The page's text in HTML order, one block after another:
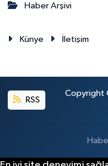
Haber Arşivi
Künye İletişim
RSS
Copyright